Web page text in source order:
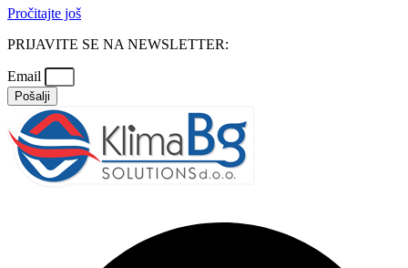
Pročitajte još
PRIJAVITE SE NA NEWSLETTER:
Email
Pošalji